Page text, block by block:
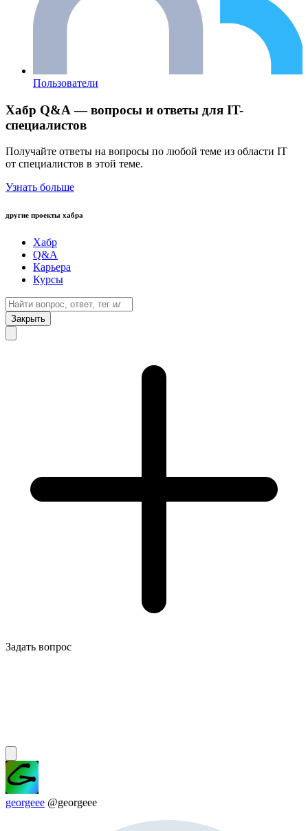
Пользователи
Хабр Q&A — вопросы и ответы для IT-
специалистов
Получайте ответы на вопросы по любой теме из области IT
от специалистов в этой теме.
Узнать больше
другие проекты хабра
Хабр
Q&A
Карьера
Курсы
Закрыть
Задать вопрос
georgeee @georgeee